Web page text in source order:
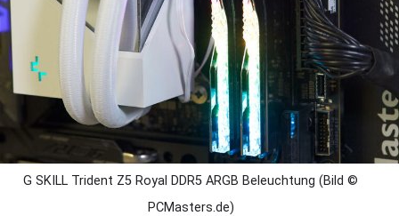
sondern konkret planen wollen.
G SKILL Trident Z5 Royal DDR5 ARGB Beleuchtung (Bild ©
PCMasters.de)